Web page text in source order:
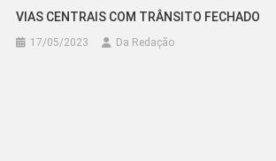
VIAS CENTRAIS COM TRÂNSITO FECHADO
17/05/2023 Da Redação